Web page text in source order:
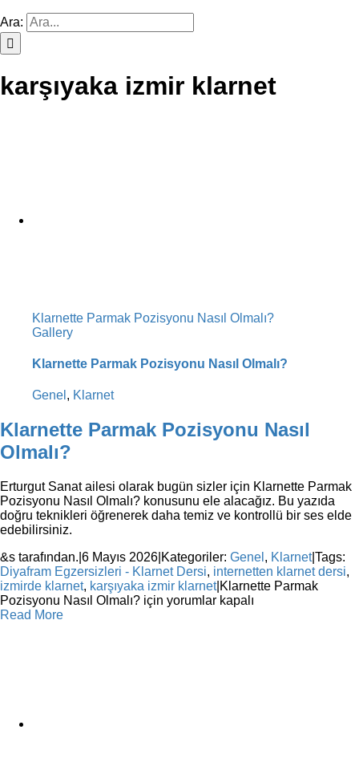
Ara:
karşıyaka izmir klarnet
Klarnette Parmak Pozisyonu Nasıl Olmalı?
Gallery
Klarnette Parmak Pozisyonu Nasıl Olmalı?
Genel , Klarnet
Klarnette Parmak Pozisyonu Nasıl
Olmalı?
Erturgut Sanat ailesi olarak bugün sizler için Klarnette Parmak
Pozisyonu Nasıl Olmalı? konusunu ele alacağız. Bu yazıda
doğru teknikleri öğrenerek daha temiz ve kontrollü bir ses elde
edebilirsiniz.
&s tarafından. 6 Mayıs 2026 Kategoriler: Genel , Klarnet|Tags:
Diyafram Egzersizleri - Klarnet Dersi, internetten klarnet dersi,
izmirde klarnet, karşıyaka izmir klarnet| Klarnette Parmak
Pozisyonu Nasıl Olmalı? için yorumlar kapalı
Read More